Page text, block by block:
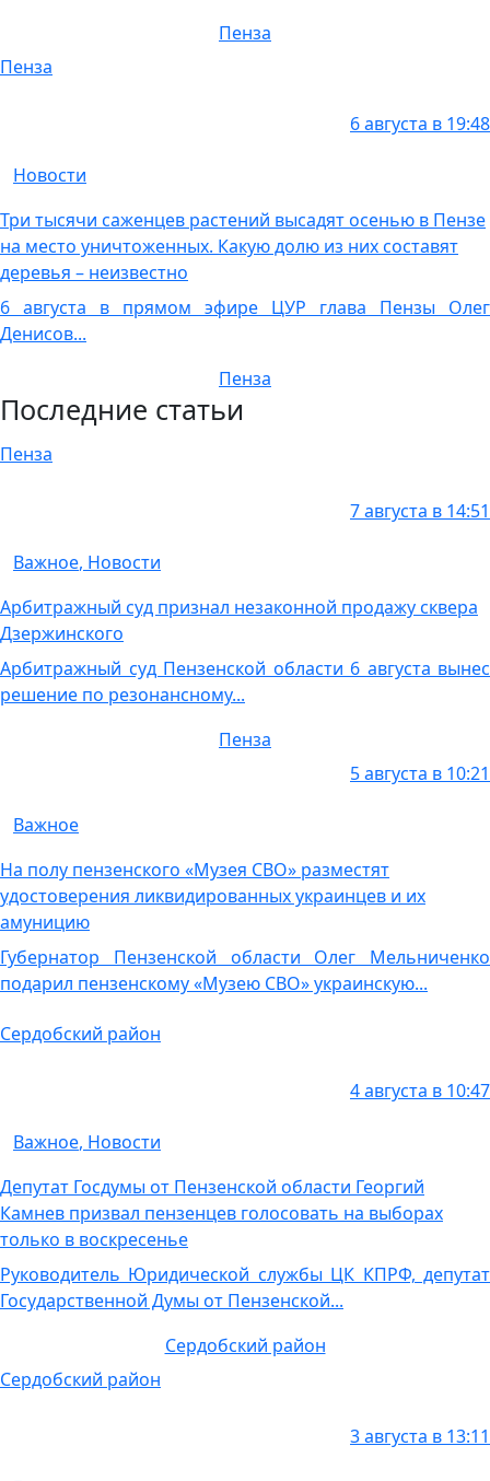
Пенза
Пенза
6 августа в 19:48
Новости
Три тысячи саженцев растений высадят осенью в Пензе
на место уничтоженных. Какую долю из них составят
деревья – неизвестно
6 августа в прямом эфире ЦУР глава Пензы Олег
Денисов...
Пенза
Последние статьи
Пенза
7 августа в 14:51
Важное, Новости
Арбитражный суд признал незаконной продажу сквера
Дзержинского
Арбитражный суд Пензенской области 6 августа вынес
решение по резонансному...
Пенза
5 августа в 10:21
Важное
На полу пензенского «Музея СВО» разместят
удостоверения ликвидированных украинцев и их
амуницию
Губернатор Пензенской области Олег Мельниченко
подарил пензенскому «Музею СВО» украинскую...
Сердобский район
4 августа в 10:47
Важное, Новости
Депутат Госдумы от Пензенской области Георгий
Камнев призвал пензенцев голосовать на выборах
только в воскресенье
Руководитель Юридической службы ЦК КПРФ, депутат
Государственной Думы от Пензенской...
Сердобский район
Сердобский район
3 августа в 13:11